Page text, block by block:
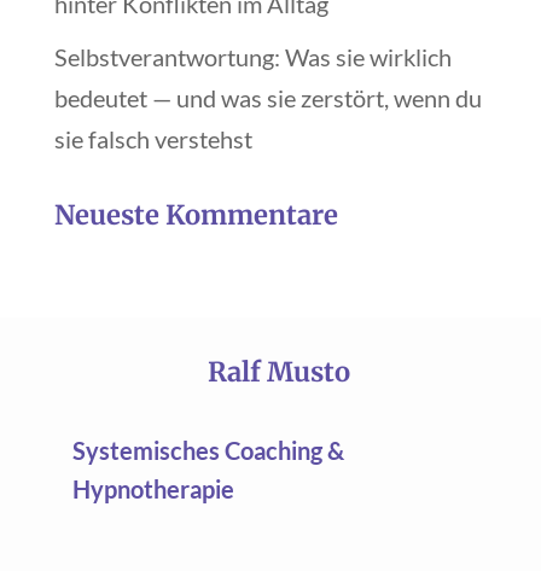
Selbstverantwortung: Was sie wirklich
bedeutet — und was sie zerstört, wenn du
sie falsch verstehst
Neueste Kommentare
Ralf Musto
Systemisches Coaching &
Hypnotherapie